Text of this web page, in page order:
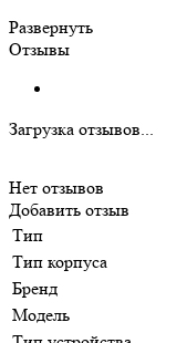
Развернуть
Отзывы
Загрузка отзывов...
Нет отзывов
Добавить отзыв
Тип
Тип корпуса
Бренд
Модель